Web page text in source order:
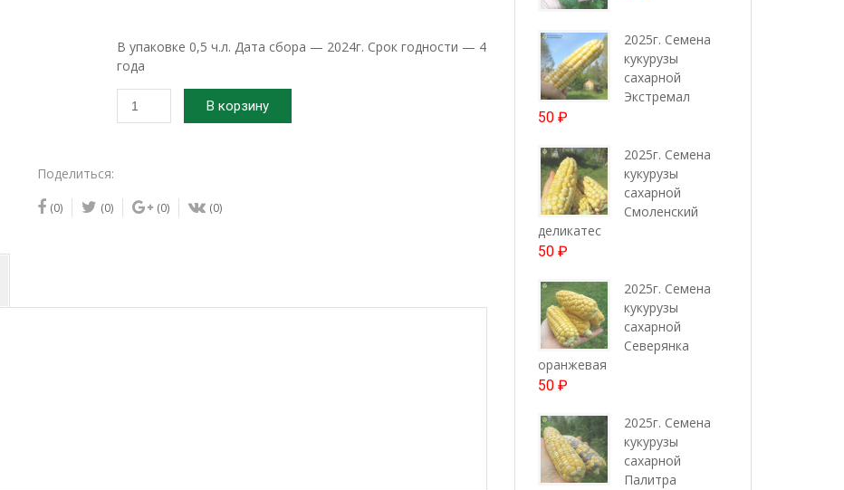
В упаковке 0,5 ч.л. Дата сбора — 2024г. Срок годности — 4
года
Количество
рубин
В корзину
Поделиться:
(0) (0) (0) (0)
2025г. Семена
кукурузы
сахарной
Экстремал
50 ₽
2025г. Семена
кукурузы
сахарной
Смоленский
деликатес
50 ₽
2025г. Семена
кукурузы
сахарной
Северянка
оранжевая
50 ₽
2025г. Семена
кукурузы
сахарной
Палитра